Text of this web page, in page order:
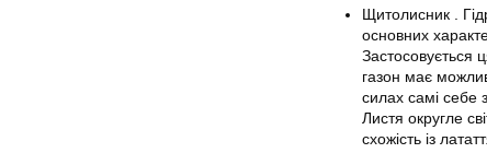
Щитолисник .
основних
Застосовується
газон має
силах самі себе
Листя округле
схожість із